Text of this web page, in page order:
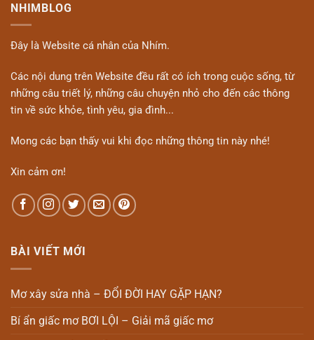
NHIMBLOG
Đây là Website cá nhân của Nhím.
Các nội dung trên Website đều rất có ích trong cuộc sống, từ
những câu triết lý, những câu chuyện nhỏ cho đến các thông
tin về sức khỏe, tình yêu, gia đình...
Mong các bạn thấy vui khi đọc những thông tin này nhé!
Xin cảm ơn!
BÀI VIẾT MỚI
Mơ xây sửa nhà – ĐỔI ĐỜI HAY GẶP HẠN?
Bí ẩn giấc mơ BƠI LỘI – Giải mã giấc mơ